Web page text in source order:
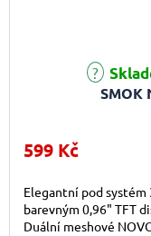
SMOK
599 Kč
Elegantní pod
barevným 0,96" TFT
Duální meshové